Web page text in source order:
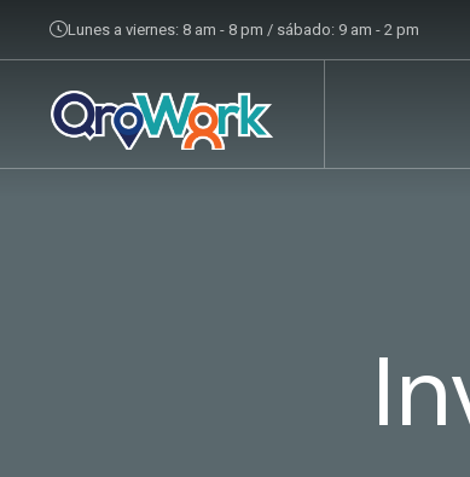
Lunes a viernes: 8 am - 8 pm / sábado: 9 am - 2 pm